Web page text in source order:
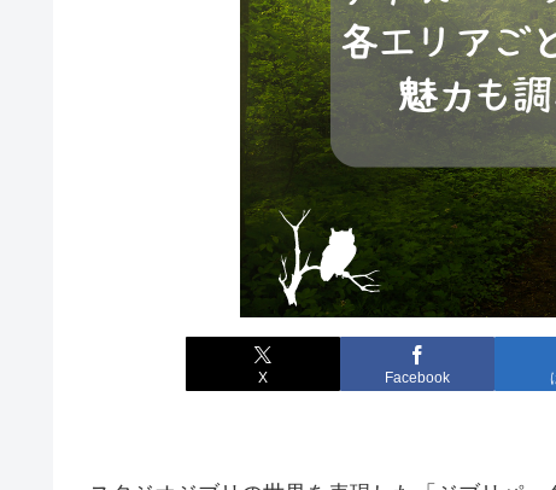
X Facebook